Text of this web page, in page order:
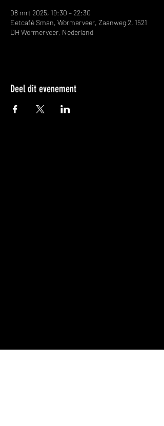
08 mrt 2025, 19:30 – 22:30
Eetcafé Sman, Wormerveer, Zaanweg 2, 1521
DH Wormerveer, Nederland
Deel dit evenement